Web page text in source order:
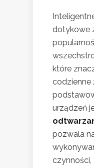
dotykowe
które
codzienne
urządzeń
pozwala
czynności,